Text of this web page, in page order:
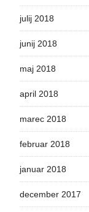
julij 2018
junij 2018
maj 2018
april 2018
marec 2018
februar 2018
januar 2018
december 2017